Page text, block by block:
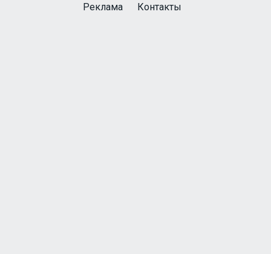
Реклама Контакты